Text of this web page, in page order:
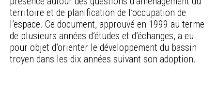
territoire et de planification de l’occupation de
l’espace. Ce document, approuvé en 1999 au terme
de plusieurs années d’études et d’échanges, a eu
pour objet d’orienter le développement du bassin
troyen dans les dix années suivant son adoption.